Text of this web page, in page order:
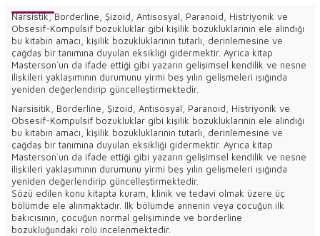
Narsistik, Borderline, Şizoid, Antisosyal, Paranoid, Histriyonik ve
Obsesif-Kompulsif bozukluklar gibi kişilik bozukluklarının ele alındığı
bu kitabın amacı, kişilik bozukluklarının tutarlı, derinlemesine ve
çağdaş bir tanımına duyulan eksikliği gidermektir. Ayrıca kitap
Masterson`un da ifade ettiği gibi yazarın gelişimsel kendilik ve nesne
ilişkileri yaklaşımının durumunu yirmi beş yılın gelişmeleri ışığında
yeniden değerlendirip güncelleştirmektedir.
Narsisitik, Borderline, Şizoid, Antisosyal, Paranoid, Histriyonik ve
Obsesif-Kompulsif bozukluklar gibi kişilik bozukluklarının ele alındığı
bu kitabın amacı, kişilik bozukluklarının tutarlı, derinlemesine ve
çağdaş bir tanımına duyulan eksikliği gidermektir. Ayrıca kitap
Masterson`un da ifade ettiği gibi yazarın gelişimsel kendilik ve nesne
ilişkileri yaklaşımının durumunu yirmi beş yılın gelişmeleri ışığında
yeniden değerlendirip güncelleştirmektedir.
Sözü edilen konu kitapta kuram, klinik ve tedavi olmak üzere üç
bölümde ele alınmaktadır. İlk bölümde annenin veya çocuğun ilk
bakıcısının, çocuğun normal gelişiminde ve borderline
bozukluğundaki rolü incelenmektedir.